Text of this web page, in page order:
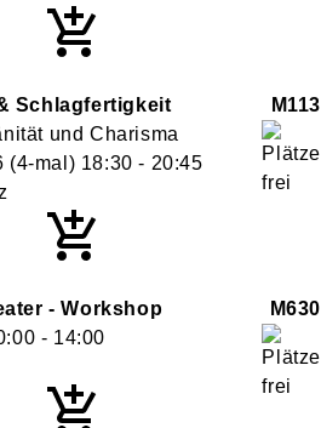
Schlagfertigkeit
M113
und Charisma
(4-mal) 18:30 - 20:45
- Workshop
M630
- 14:00